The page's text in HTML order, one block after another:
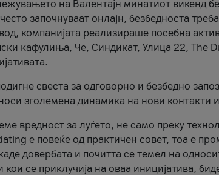
на Валентајн минатиот викенд
започнуваат онлајн, безбедноста
компанијата реализираше посебна
кафулиња, Че, Синдикат, Улица 22, The
свеста за одговорно и безбедно
зголемена динамика на нови контакти
вредност за луѓето, не само преку
е повеќе од практичен совет, тоа е
довербата и почитта се темел на
се приклучија на оваа иницијатива,